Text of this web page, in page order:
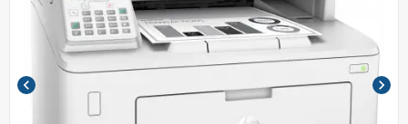
chevron_left chevron_right